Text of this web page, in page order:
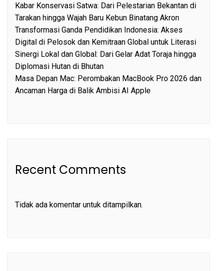
Kabar Konservasi Satwa: Dari Pelestarian Bekantan di
Tarakan hingga Wajah Baru Kebun Binatang Akron
Transformasi Ganda Pendidikan Indonesia: Akses
Digital di Pelosok dan Kemitraan Global untuk Literasi
Sinergi Lokal dan Global: Dari Gelar Adat Toraja hingga
Diplomasi Hutan di Bhutan
Masa Depan Mac: Perombakan MacBook Pro 2026 dan
Ancaman Harga di Balik Ambisi AI Apple
Recent Comments
Tidak ada komentar untuk ditampilkan.